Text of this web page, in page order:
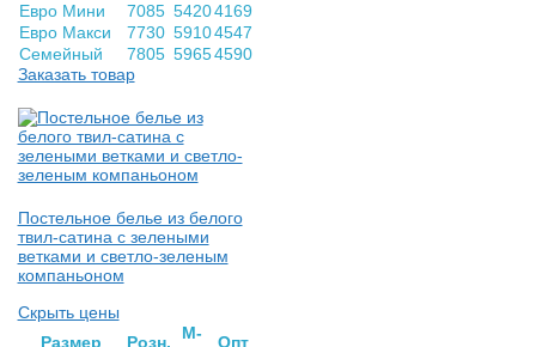
Евро Мини 7085 54204169
Евро Макси
7730 59104547
Семейный
7805 59654590
Заказать товар
Постельное белье из белого
твил-сатина с зелеными
ветками и светло-зеленым
компаньоном
Скрыть цены
Раз­мер
Розн.
М-
Опт